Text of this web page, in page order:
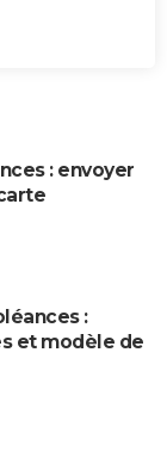
: envoyer
:
et modèle de